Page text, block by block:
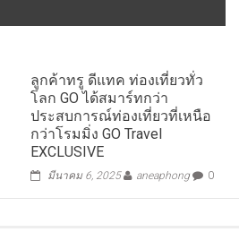
ลูกค้าทรู ดีแทค ท่องเที่ยวทั่ว
โลก GO ได้สมาร์ทกว่า
ประสบการณ์ท่องเที่ยวที่เหนือ
กว่าโรมมิ่ง GO Travel
EXCLUSIVE
มีนาคม 6, 2025 aneaphong 0